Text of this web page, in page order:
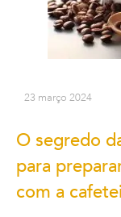
23 março 2024
O segredo
para
com a